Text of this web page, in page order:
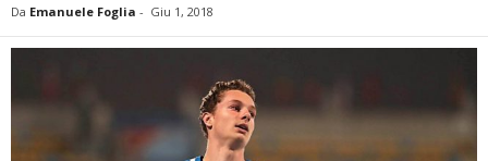
Da Emanuele Foglia - Giu 1, 2018